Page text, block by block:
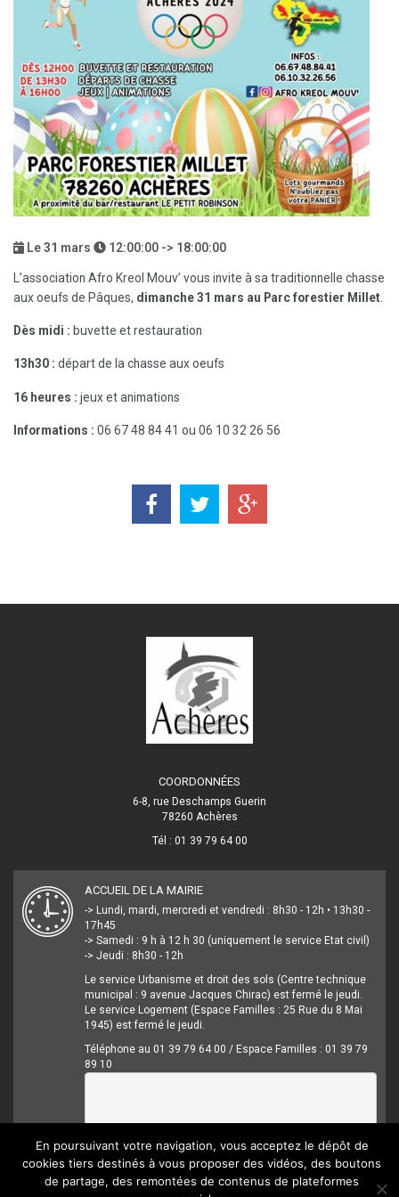
Le31 mars 12:00:00 -> 18:00:00
L’association Afro Kreol Mouv’ vous invite à sa traditionnelle chasse
aux oeufs de Pâques, dimanche 31 mars au Parc forestier Millet
Dès midi : buvette et restauration
13h30 : départ de la chasse aux oeufs
16 heures : jeux et animations
Informations : 06 67 48 84 41 ou 06 10 32 26 56
COORDONNÉES
6-8, rue Deschamps Guerin
78260 Achères
Tél : 01 39 79 64 00
ACCUEIL DE LA MAIRIE
-> Lundi, mardi, mercredi et vendredi : 8h30 - 12h • 13h30 -
17h45
-> Samedi : 9 h à 12 h 30 (uniquement le service Etat civil)
-> Jeudi : 8h30 - 12h
Le service Urbanisme et droit des sols (Centre technique
municipal : 9 avenue Jacques Chirac) est fermé le jeudi.
Le service Logement (Espace Familles : 25 Rue du 8 Mai
1945) est fermé le jeudi.
Téléphone au 01 39 79 64 00 / Espace Familles : 01 39 79
89 10
En poursuivant votre navigation, vous acceptez le dépôt de
cookies tiers destinés à vous proposer des vidéos, des boutons
de partage, des remontées de contenus de plateformes